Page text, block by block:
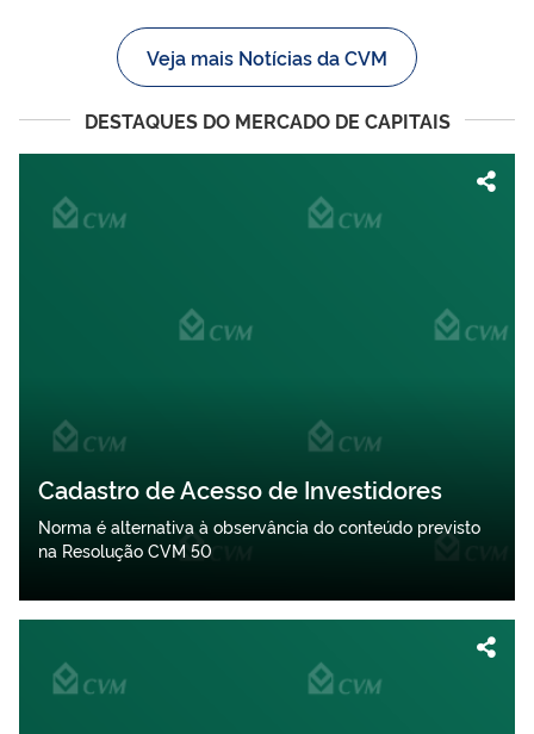
Veja mais Notícias da CVM
DESTAQUES DO MERCADO DE CAPITAIS
Cadastro de Acesso de Investidores
Norma é alternativa à observância do conteúdo previsto
na Resolução CVM 50